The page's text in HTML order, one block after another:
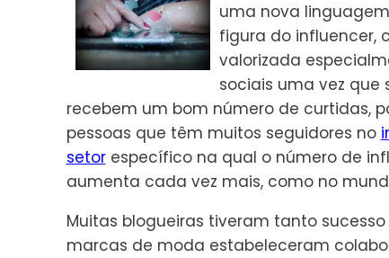
uma nova
figura do influencer,
valorizada
sociais uma vez que
recebem um bom número de curtidas,
pessoas que têm muitos seguidores no
setorespecífico na qual o número de
aumenta cada vez mais, como no
Muitas blogueiras tiveram tanto
marcas de moda estabeleceram